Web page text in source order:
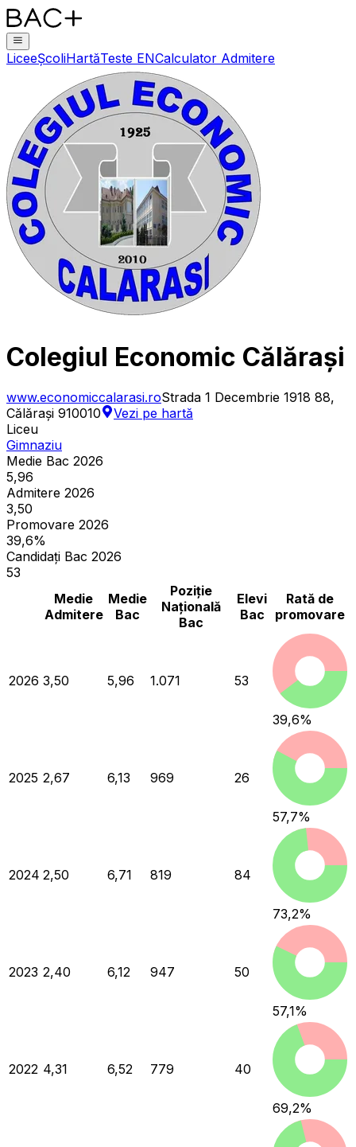
LiceeȘcoliHartăTeste ENCalculator Admitere
Colegiul Economic Călărași
www.economiccalarasi.roStrada 1 Decembrie 1918 88,
Călărași 910010
Vezi pe hartă
Liceu
Gimnaziu
Medie Bac 2026
5,96
Admitere 2026
3,50
Promovare 2026
39,6%
Candidați Bac 2026
53
Medie
Admitere
Medie
Bac
Poziție
Națională
Bac
Elevi
Bac
Rată de
promovare
2026 3,50 5,96 1.071 53
39,6%
2025 2,67 6,13 969 26
57,7%
2024 2,50 6,71 819 84
73,2%
2023 2,40 6,12 947 50
57,1%
2022 4,31 6,52 779 40
69,2%